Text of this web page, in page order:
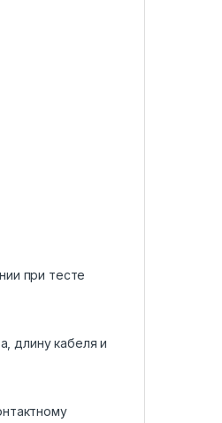
при тесте
длину кабеля и